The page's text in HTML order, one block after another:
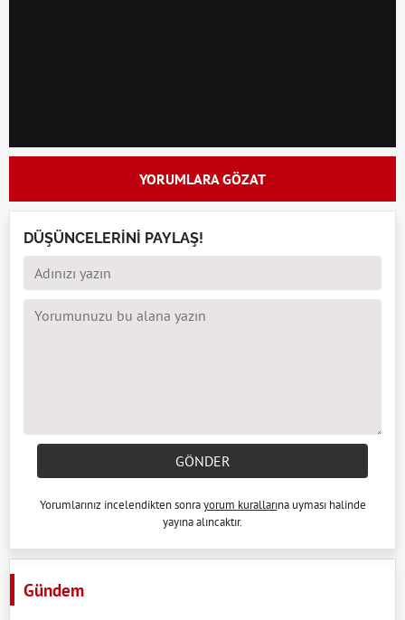
YORUMLARA GÖZAT
DÜŞÜNCELERİNİ PAYLAŞ!
GÖNDER
Yorumlarınız incelendikten sonrayorum kurallarına uyması halinde
yayına alıncaktır.
Gündem